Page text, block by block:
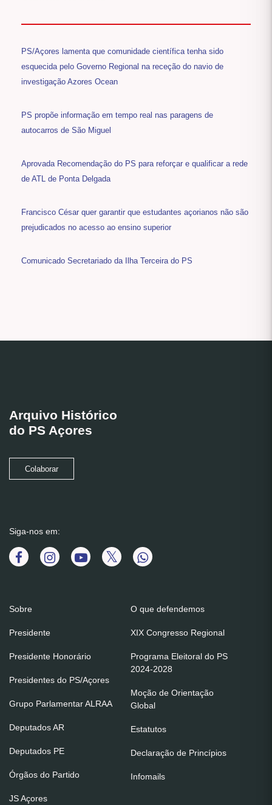
PS/Açores lamenta que comunidade científica tenha sido
esquecida pelo Governo Regional na receção do navio de
investigação Azores Ocean
PS propõe informação em tempo real nas paragens de
autocarros de São Miguel
Aprovada Recomendação do PS para reforçar e qualificar a rede
de ATL de Ponta Delgada
Francisco César quer garantir que estudantes açorianos não são
prejudicados no acesso ao ensino superior
Comunicado Secretariado da Ilha Terceira do PS
Arquivo Histórico
do PS Açores
Colaborar
Siga-nos em:
Sobre
Presidente
Presidente Honorário
Presidentes do PS/Açores
Grupo Parlamentar ALRAA
Deputados AR
Deputados PE
Órgãos do Partido
JS Açores
O que defendemos
XIX Congresso Regional
Programa Eleitoral do PS
2024-2028
Moção de Orientação
Global
Estatutos
Declaração de Princípios
Infomails